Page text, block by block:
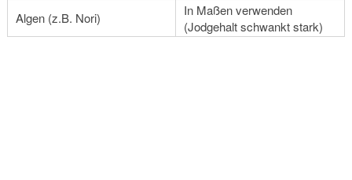
Algen (z.B. Nori)
In Maßen verwenden
(Jodgehalt schwankt stark)